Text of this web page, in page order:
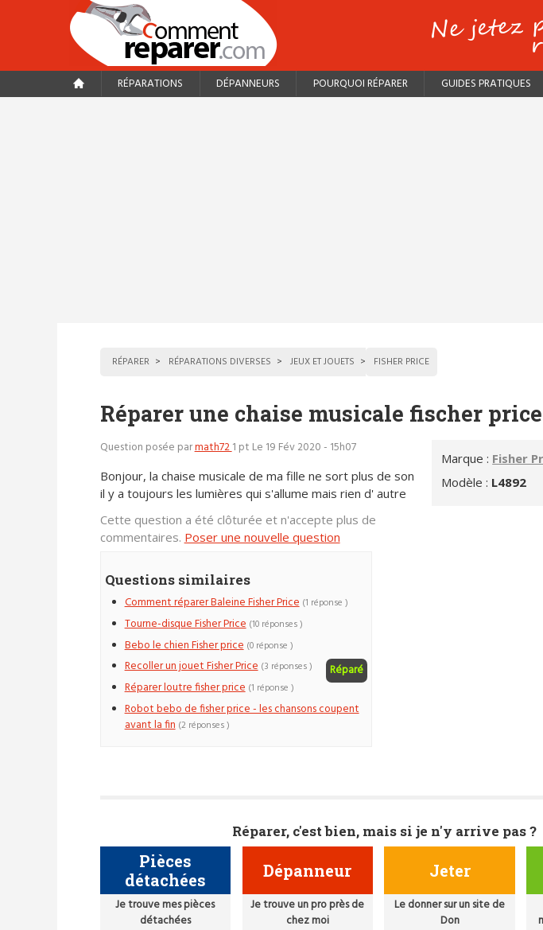
RÉPARATIONS DÉPANNEURS POURQUOI RÉPARER GUIDES PRATIQUES
RÉPARER RÉPARATIONS DIVERSES JEUX ET JOUETS FISHER PRICE
Réparer une chaise musicale fischer price
Marque : Fisher
Modèle : L4892
Question posée parmath721 pt Le 19 Fév 2020 - 15h07
Bonjour, la chaise musicale de ma fille ne sort plus de son
il y a toujours les lumières qui s'allume mais rien d' autre
Cette question a été clôturée et n'accepte plus de
commentaires. Poser une nouvelle question
Questions similaires
Comment réparer Baleine Fisher Price (1 réponse )
Tourne-disque Fisher Price (10 réponses )
Bebo le chien Fisher price (0 réponse )
Recoller un jouet Fisher Price Réparé
(3 réponses )
Réparer loutre fisher price (1 réponse )
Robot bebo de fisher price - les chansons coupent
avant la fin (2 réponses )
Réparer, c'est bien, mais si je n'y arrive pas ?
Pièces
détachées
Je trouve mes pièces
détachées
Dépanneur
Je trouve un pro près de
chez moi
Jeter
Le donner sur un site de
Don